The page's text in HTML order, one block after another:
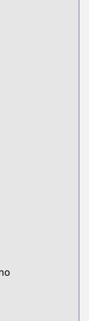
list